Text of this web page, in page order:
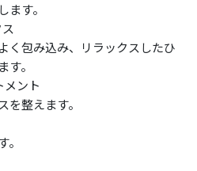
す。
く包み込み、リラックスしたひ
。
メント
を整えます。